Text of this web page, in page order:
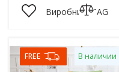
Виробник: TAG
FREE В наличии